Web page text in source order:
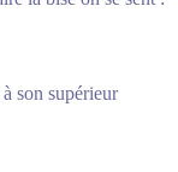
son supérieur